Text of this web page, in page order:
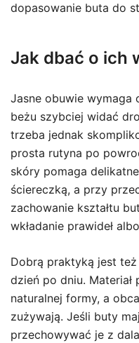
dopasowanie buta do
Jak dbać o ich
Jasne obuwie wymaga
beżu szybciej widać
trzeba jednak
prosta rutyna po
skóry pomaga
ściereczką, a przy
zachowanie kształtu
wkładanie prawideł
Dobrą praktyką jest
dzień po dniu.
naturalnej formy, a
zużywają. Jeśli buty
przechowywać je z